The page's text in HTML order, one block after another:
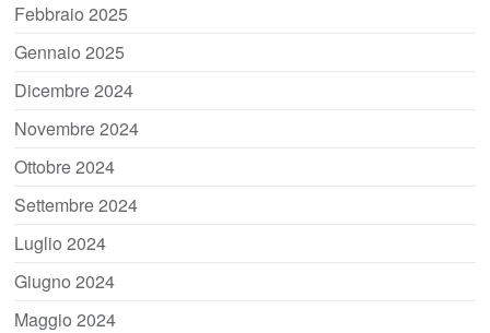
Febbraio 2025
Gennaio 2025
Dicembre 2024
Novembre 2024
Ottobre 2024
Settembre 2024
Luglio 2024
Giugno 2024
Maggio 2024